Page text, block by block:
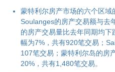
蒙特利尔房产市场的六个区
Soulanges的房产交易额与去
的房产交易量比去年同期均
幅为7%，共有920笔交易；
107笔交易；蒙特利尔岛的房
20%，共有1,480笔交易。